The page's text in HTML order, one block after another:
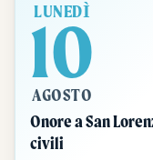
LUNEDÌ
10
AGOSTO
Onore a San
civili